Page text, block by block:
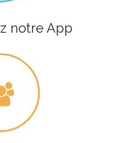
notre App